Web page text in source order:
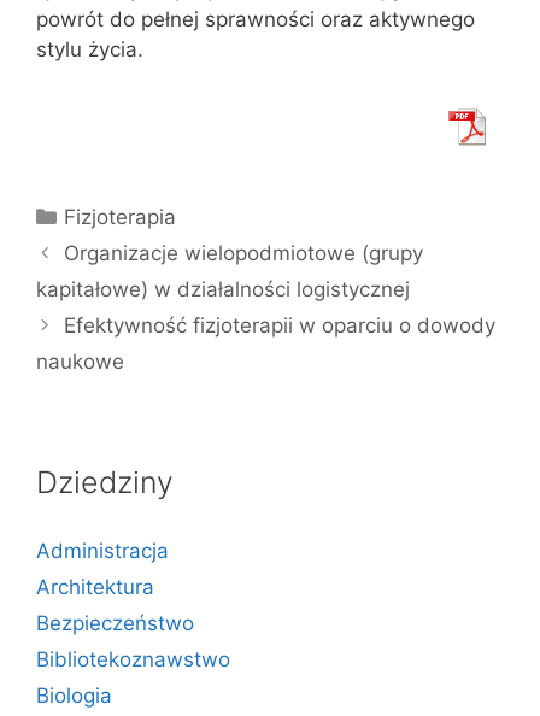
powrót do pełnej sprawności oraz aktywnego
stylu życia.
Kategorie
Fizjoterapia
Organizacje wielopodmiotowe (grupy
kapitałowe) w działalności logistycznej
Efektywność fizjoterapii w oparciu o dowody
naukowe
Dziedziny
Administracja
Architektura
Bezpieczeństwo
Bibliotekoznawstwo
Biologia